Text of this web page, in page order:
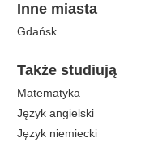
Inne miasta
Gdańsk
Także studiują
Matematyka
Język angielski
Język niemiecki